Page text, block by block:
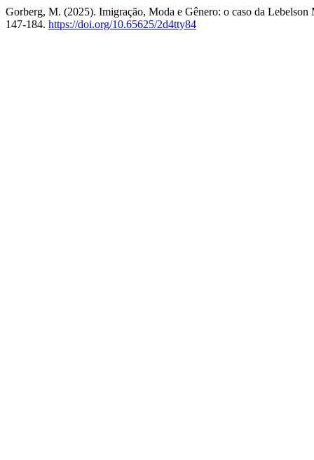
Gorberg, M. (2025). Imigração, Moda e Gênero: o caso da
147-184. https://doi.org/10.65625/2d4tty84